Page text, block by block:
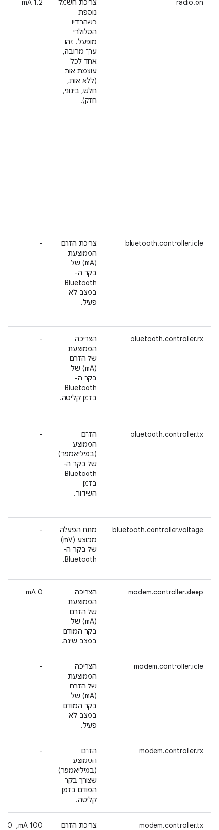
radio.on
צריכת חשמל
נוספת
כשהרדיו
הסלולרי
מופעל. זהו
ערך מרובה,
אחד לכל
עוצמת אות
(ללא אות,
חלש, בינוני,
חזק).
‫1.2 mA
bluetooth.controller.idle
צריכת הזרם
הממוצעת
(mA) של
בקר ה-
Bluetooth
במצב לא
פעיל.
-
bluetooth.controller.rx
הצריכה
הממוצעת
של הזרם
(mA) של
בקר ה-
Bluetooth
בזמן קליטה.
-
bluetooth.controller.tx
הזרם
הממוצע
(במיליאמפר)
של בקר ה-
Bluetooth
בזמן
השידור.
-
bluetooth.controller.voltage
מתח הפעלה
ממוצע (mV)
של בקר ה-
Bluetooth.
-
modem.controller.sleep
הצריכה
הממוצעת
של הזרם
(mA) של
בקר המודם
במצב שינה.
‫0 mA
modem.controller.idle
הצריכה
הממוצעת
של הזרם
(mA) של
בקר המודם
במצב לא
פעיל.
-
modem.controller.rx
הזרם
הממוצע
(במיליאמפר)
שצורך בקר
המודם בזמן
קליטה.
-
modem.controller.tx
צריכת הזרם